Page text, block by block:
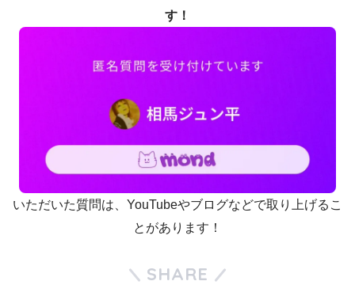
す！
いただいた質問は、YouTubeやブログなどで取り上げるこ
とがあります！
SHARE